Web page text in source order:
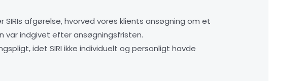
afgørelse, hvorved vores klients ansøgning om et
var indgivet efter ansøgningsfristen.
idet SIRI ikke individuelt og personligt havde